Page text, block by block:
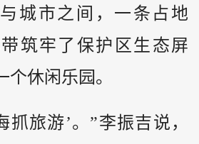
城市之间，一条占地
筑牢了保护区生态屏
个休闲乐园。
抓旅游’。”李振吉说，